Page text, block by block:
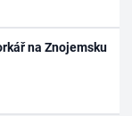
na Znojemsku